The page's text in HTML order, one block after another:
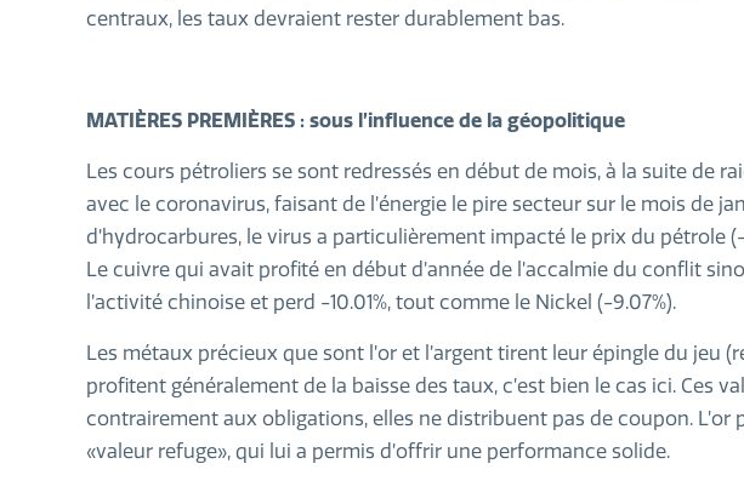
centraux, les taux devraient rester durablement bas.
MATIÈRES PREMIÈRES : sous l’influence de la géopolitique
Les cours pétroliers se sont redressés en début de mois, à la suite de
avec le coronavirus, faisant de l’énergie le pire secteur sur le mois de
d’hydrocarbures, le virus a particulièrement impacté le prix du pétrole (-
Le cuivre qui avait profité en début d’année de l’accalmie du conflit
l’activité chinoise et perd -10.01%, tout comme le Nickel (-9.07%).
Les métaux précieux que sont l’or et l’argent tirent leur épingle du jeu
profitent généralement de la baisse des taux, c’est bien le cas ici. Ces
contrairement aux obligations, elles ne distribuent pas de coupon.
«valeur refuge», qui lui a permis d’offrir une performance solide.